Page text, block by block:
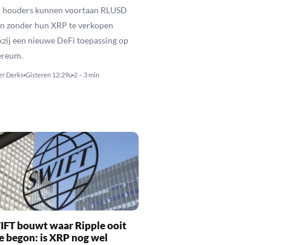
houders kunnen voortaan RLUSD
zonder hun XRP te verkopen
een nieuwe DeFi toepassing op
Derks Gisteren 12:29u 2 – 3 min
bouwt waar Ripple ooit
begon: is XRP nog wel